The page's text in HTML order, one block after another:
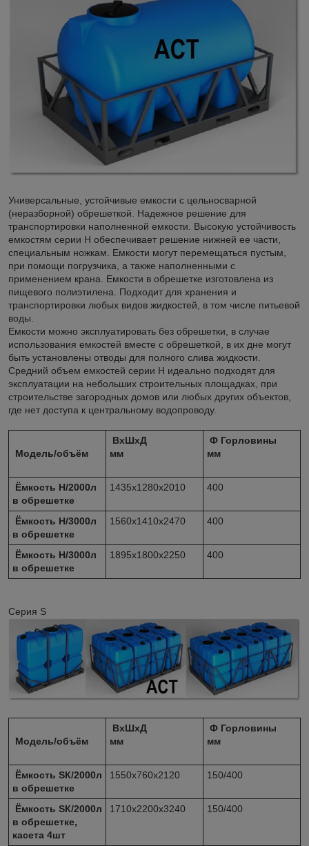
Универсальные, устойчивые емкости с цельносварной
(неразборной) обрешеткой. Надежное решение для
транспортировки наполненной емкости. Высокую устойчивость
емкостям серии Н обеспечивает решение нижней ее части,
специальным ножкам. Емкости могут перемещаться пустым,
при помощи погрузчика, а также наполненными с
применением крана. Емкости в обрешетке изготовлена из
пищевого полиэтилена. Подходит для хранения и
транспортировки любых видов жидкостей, в том числе питьевой
воды.
Емкости можно эксплуатировать без обрешетки, в случае
использования емкостей вместе с обрешеткой, в их дне могут
быть установлены отводы для полного слива жидкости.
Средний объем емкостей серии Н идеально подходят для
эксплуатации на небольших строительных площадках, при
строительстве загородных домов или любых других объектов,
где нет доступа к центральному водопроводу.
Модель/объём
ВхШхД
мм
Ф Горловины
мм
Ёмкость Н/2000л
в обрешетке
1435х1280х2010 400
Ёмкость Н/3000л
в обрешетке
1560х1410х2470 400
Ёмкость Н/3000л
в обрешетке
1895х1800х2250 400
Серия S
Модель/объём
ВхШхД
мм
Ф Горловины
мм
Ёмкость SК/2000л
в обрешетке
1550х760х2120 150/400
Ёмкость SК/2000л
в обрешетке,
касета 4шт
1710х2200х3240 150/400